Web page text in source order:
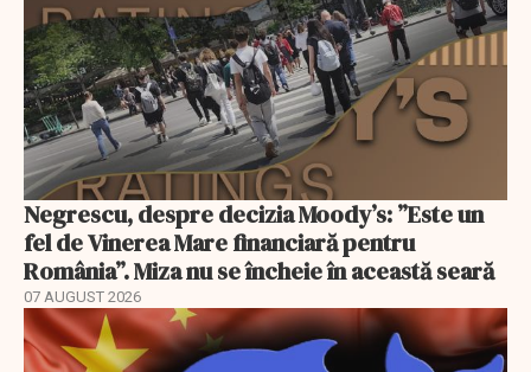
Negrescu, despre decizia Moody’s: ”Este un
fel de Vinerea Mare financiară pentru
România”. Miza nu se încheie în această seară
07 AUGUST 2026